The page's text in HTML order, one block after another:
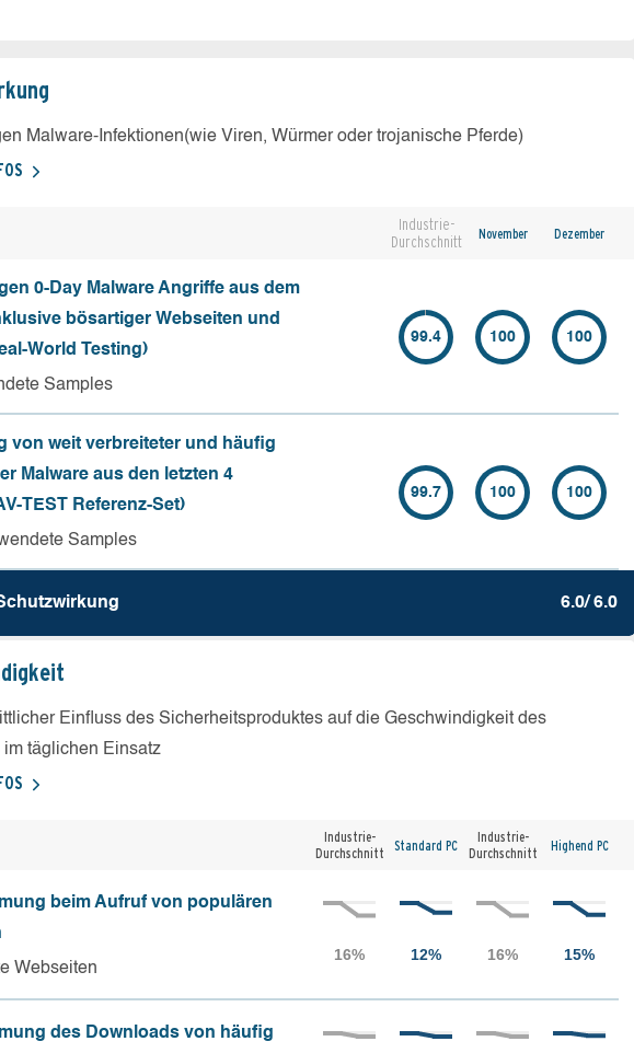
Malware-Infektionen(wie Viren, Würmer oder trojanische Pferde)
Industrie-
Durchschnitt
November Dezember
0-Day Malware Angriffe aus dem
bösartiger Webseiten und
World Testing)
Samples
99.4 100 100
von weit verbreiteter und häufig
Malware aus den letzten 4
TEST Referenz-Set)
Samples
99.7 100 100
6.0/ 6.0
Einfluss des Sicherheitsproduktes auf die Geschwindigkeit des
im täglichen Einsatz
Industrie-
Durchschnitt
Standard PC
Industrie-
Durchschnitt
Highend PC
beim Aufruf von populären
Webseiten
des Downloads von häufig